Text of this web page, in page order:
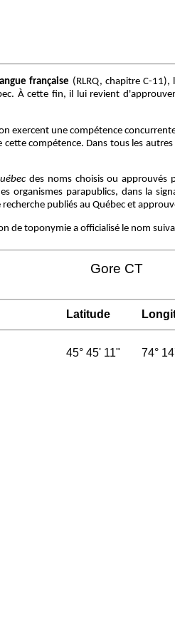
française (RLRQ, chapitre C-
À cette fin, il lui revient
exercent une compétence
cette compétence. Dans tous les
des noms choisis ou approuvés
organismes parapublics, dans la
publiés au Québec et
de toponymie a officialisé le nom
Gore CT
Latitude
45° 45' 11" 74°